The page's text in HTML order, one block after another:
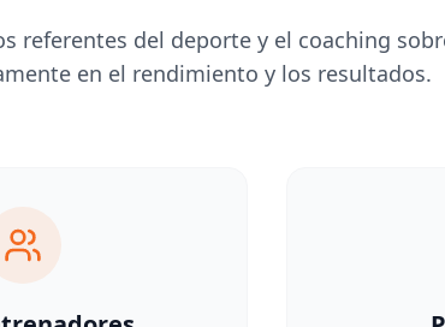
referentes del deporte y el coaching
en el rendimiento y los resultados.